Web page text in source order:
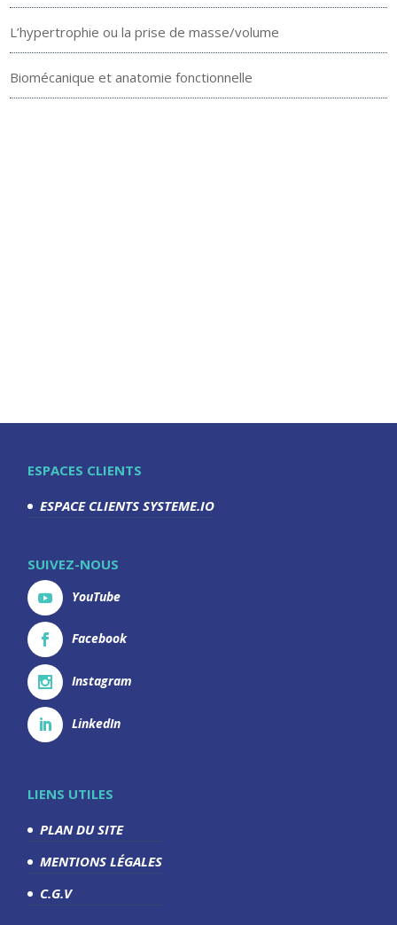
L’hypertrophie ou la prise de masse/volume
Biomécanique et anatomie fonctionnelle
ESPACES CLIENTS
ESPACE CLIENTS SYSTEME.IO
SUIVEZ-NOUS
YouTube
Facebook
Instagram
LinkedIn
LIENS UTILES
PLAN DU SITE
MENTIONS LÉGALES
C.G.V